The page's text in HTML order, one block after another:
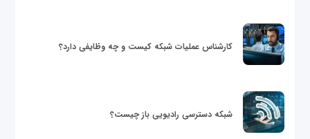
کارشناس عملیات شبکه کیست و چه وظایفی دارد؟
شبکه دسترسی رادیویی باز چیست؟